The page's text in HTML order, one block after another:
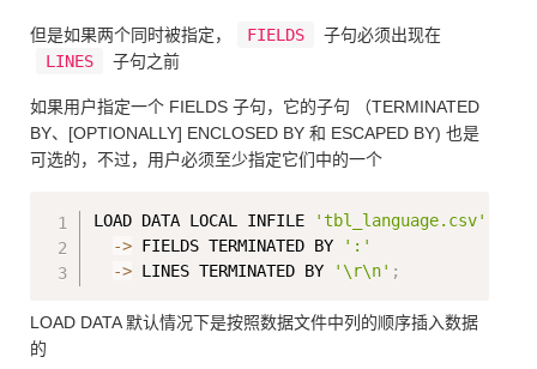
但是如果两个同时被指定， FIELDS
子句必须出现在
LINES
子句之前
如果用户指定一个 FIELDS 子句，它的子句 （TERMINATED
BY、[OPTIONALLY] ENCLOSED BY 和 ESCAPED BY) 也是
可选的，不过，用户必须至少指定它们中的一个
LOAD DATA LOCAL INFILE 'tbl_language.csv'
-> FIELDS TERMINATED BY
':'
-> LINES TERMINATED BY '\r\n' ;
LOAD DATA 默认情况下是按照数据文件中列的顺序插入数据
的